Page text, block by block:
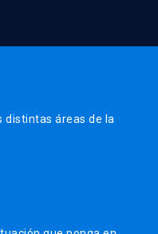
distintas áreas de la